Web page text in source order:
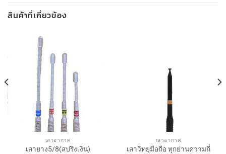
สินค้าที่เกี่ยวข้อง
เสาอากาศ
เสายาง5/8(สปริงเงิน)
เสาอากาศ
เสาวิทยุมือถือ ทุกย่านความถี่